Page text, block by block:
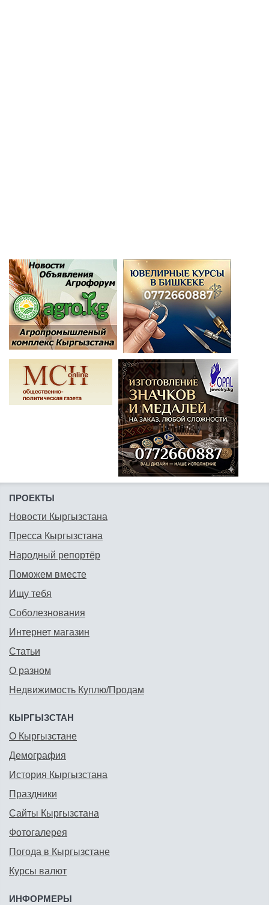
ПРОЕКТЫ
Новости Кыргызстана
Пресса Кыргызстана
Народный репортёр
Поможем вместе
Ищу тебя
Соболезнования
Интернет магазин
Статьи
О разном
Недвижимость Куплю/Продам
КЫРГЫЗСТАН
О Кыргызстане
Демография
История Кыргызстана
Праздники
Сайты Кыргызстана
Фотогалерея
Погода в Кыргызстане
Курсы валют
ИНФОРМЕРЫ